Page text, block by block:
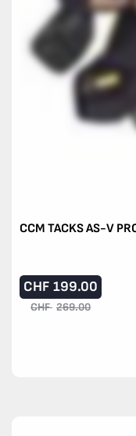
CCM TACKS AS-V
CHF 199.00
CHF 269.00